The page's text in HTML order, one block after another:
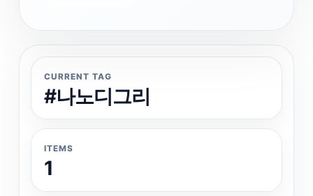
CURRENT TAG
#나노디그리
ITEMS
1